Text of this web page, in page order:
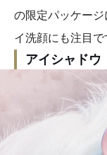
の限定パッケー
イ洗顔にも注目で
アイシャドウ